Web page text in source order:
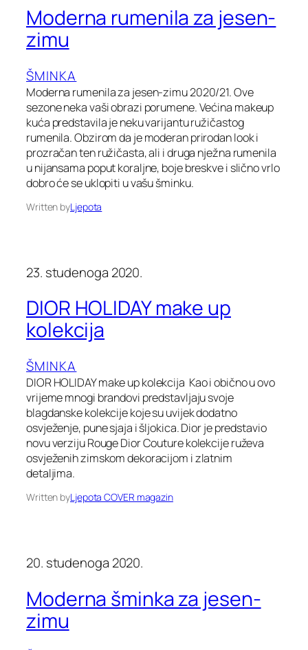
Moderna rumenila za jesen-
zimu
ŠMINKA
Moderna rumenila za jesen-zimu 2020/21. Ove
sezone neka vaši obrazi porumene. Većina makeup
kuća predstavila je neku varijantu ružičastog
rumenila. Obzirom da je moderan prirodan look i
prozračan ten ružičasta, ali i druga nježna rumenila
u nijansama poput koraljne, boje breskve i slično vrlo
dobro će se uklopiti u vašu šminku.
Written byLjepota
23. studenoga 2020.
DIOR HOLIDAY make up
kolekcija
ŠMINKA
DIOR HOLIDAY make up kolekcija Kao i obično u ovo
vrijeme mnogi brandovi predstavljaju svoje
blagdanske kolekcije koje su uvijek dodatno
osvježenje, pune sjaja i šljokica. Dior je predstavio
novu verziju Rouge Dior Couture kolekcije ruževa
osvježenih zimskom dekoracijom i zlatnim
detaljima.
Written byLjepota COVER magazin
20. studenoga 2020.
Moderna šminka za jesen-
zimu